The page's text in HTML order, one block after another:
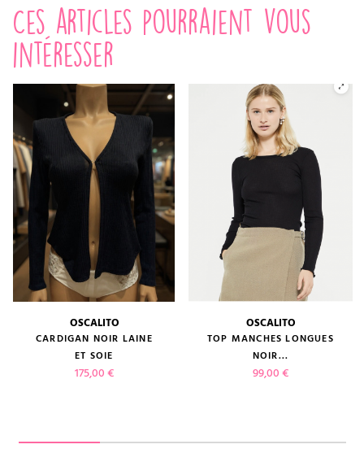
Ces articles pourraient vous
intéresser
OSCALITO
CARDIGAN NOIR LAINE
ET SOIE
Prix
175,00 €
OSCALITO
TOP MANCHES LONGUES
NOIR...
Prix
99,00 €